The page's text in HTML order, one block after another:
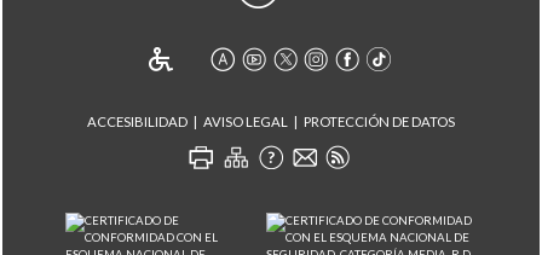
ACCESIBILIDAD AVISO LEGAL PROTECCIÓN DE DATOS